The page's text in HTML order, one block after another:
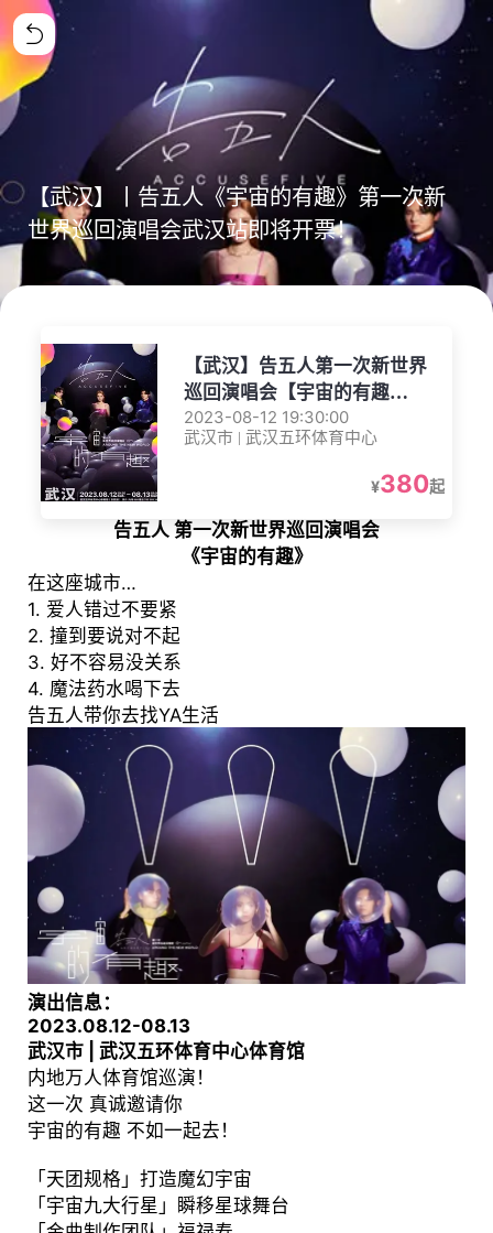
【武汉】丨告五人《宇宙的有趣》第一次新
世界巡回演唱会武汉站即将开票！
【武汉】告五人第一次新世界
巡回演唱会【宇宙的有趣
AROUND THE NEW
WORLD】-武汉站
2023-08-12 19:30:00
武汉市 | 武汉五环体育中心
¥380起
告五人 第一次新世界巡回演唱会
《宇宙的有趣》
在这座城市…
1. 爱人错过不要紧
2. 撞到要说对不起
3. 好不容易没关系
4. 魔法药水喝下去
告五人带你去找YA生活
演出信息：
2023.08.12-08.13
武汉市 | 武汉五环体育中心体育馆
内地万人体育馆巡演！
这一次 真诚邀请你
宇宙的有趣 不如一起去！
「天团规格」打造魔幻宇宙
「宇宙九大行星」瞬移星球舞台